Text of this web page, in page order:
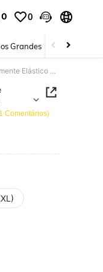
0 0
Grandes Joias e
Shorts de Corrida Masculinos, Secagem Rápida e Respirável, Altamente Elástico e Não Restritivo, Adequado para Corrida, Basquete, Futebol e Roupa de Praia.
de
Comentários)